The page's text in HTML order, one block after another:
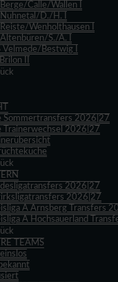
Calle/Wallen I
Nuhnetal/D./H. I
Wenholthausen I
S./A. I
Velmede/Bestwig I
II
Sommertransfers 2026|27
Trainerwechsel 2026|27
2026|27
2026|27
A Arnsberg Transfers
A Hochsauerland
TEAMS